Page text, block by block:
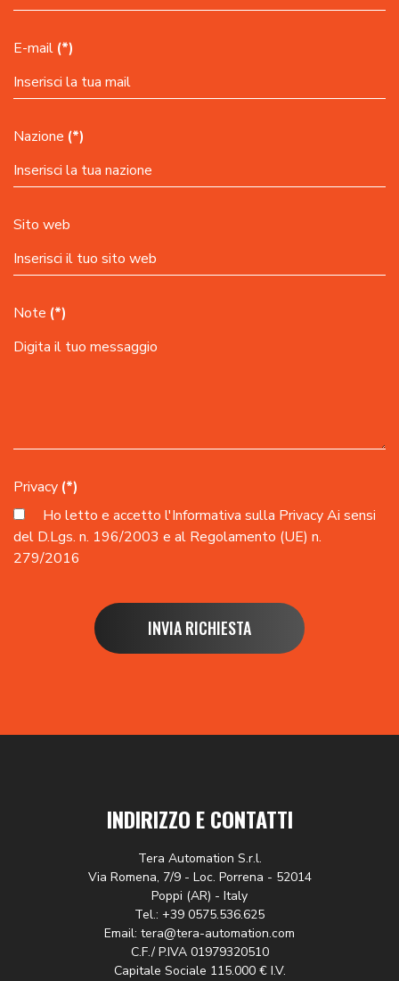
E-mail (*)
Nazione (*)
Sito web
Note (*)
Privacy (*)
Ho letto e accetto l'Informativa sulla PrivacyAi sensi
del D.Lgs. n. 196/2003 e al Regolamento (UE) n.
279/2016
INVIA RICHIESTA
INDIRIZZO E CONTATTI
Tera Automation S.r.l.
Via Romena, 7/9 - Loc. Porrena - 52014
Poppi (AR) - Italy
Tel.: +39 0575.536.625
Email: tera@tera-automation.com
C.F./ P.IVA 01979320510
Capitale Sociale 115.000 € I.V.